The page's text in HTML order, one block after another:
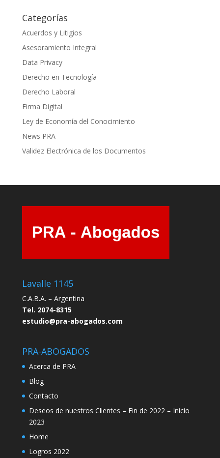
Categorías
Acuerdos y Litigios
Asesoramiento Integral
Data Privacy
Derecho en Tecnología
Derecho Laboral
Firma Digital
Ley de Economía del Conocimiento
News PRA
Validez Electrónica de los Documentos
Lavalle 1145
C.A.B.A. – Argentina
Tel. 2074-8315
estudio@pra-abogados.com
PRA-ABOGADOS
Acerca de PRA
Blog
Contacto
Deseos de nuestros Clientes – Fin de 2022 – Inicio
2023
Home
Logros 2022